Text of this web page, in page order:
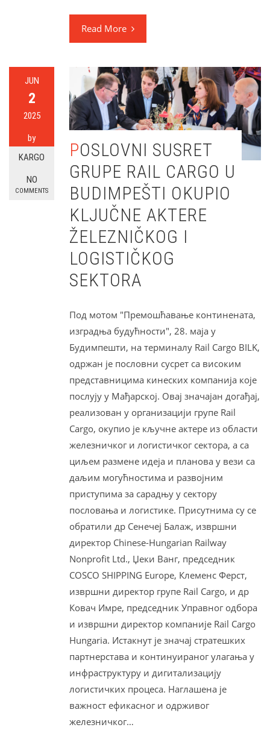
Read More
JUN
2
2025
by
KARGO
NO
COMMENTS
POSLOVNI SUSRET
GRUPE RAIL CARGO U
BUDIMPEŠTI OKUPIO
KLJUČNE AKTERE
ŽELEZNIČKOG I
LOGISTIČKOG
SEKTORA
Под мотом "Премошћавање континената,
изградња будућности", 28. маја у
Будимпешти, на терминалу Rail Cargo BILK,
одржан је пословни сусрет са високим
представницима кинеских компанија које
послују у Мађарској. Овај значајан догађај,
реализован у организацији групе Rail
Cargo, окупио је кључне актере из области
железничког и логистичког сектора, а са
циљем размене идеја и планова у вези са
даљим могућностима и развојним
приступима за сарадњу у сектору
пословања и логистике. Присутнима су се
обратили др Сенечеј Балаж, извршни
директор Chinese-Hungarian Railway
Nonprofit Ltd., Џеки Ванг, председник
CОSCО SHIPPING Еurope, Клеменс Ферст,
извршни директор групе Rail Cargo, и др
Ковач Имре, председник Управног одбора
и извршни директор компаније Rail Cargo
Hungaria. Истакнут је значај стратешких
партнерстава и континуираног улагања у
инфраструктуру и дигитализацију
логистичких процеса. Наглашена је
важност ефикасног и одрживог
железничког…